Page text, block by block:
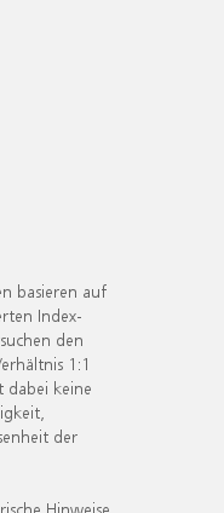
basieren auf
Index-
den
1:1
dabei keine
der